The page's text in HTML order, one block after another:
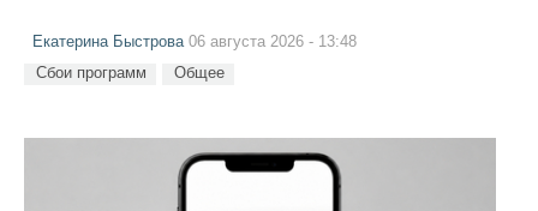
Екатерина Быстрова06 августа 2026 - 13:48
Сбои программ Общее